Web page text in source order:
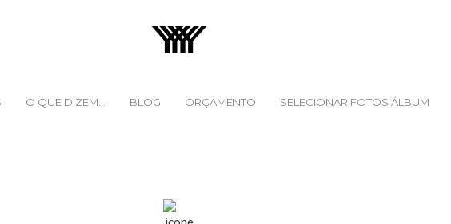
O QUE DIZEM... BLOG ORÇAMENTO SELECIONAR FOTOS ÁLBUM